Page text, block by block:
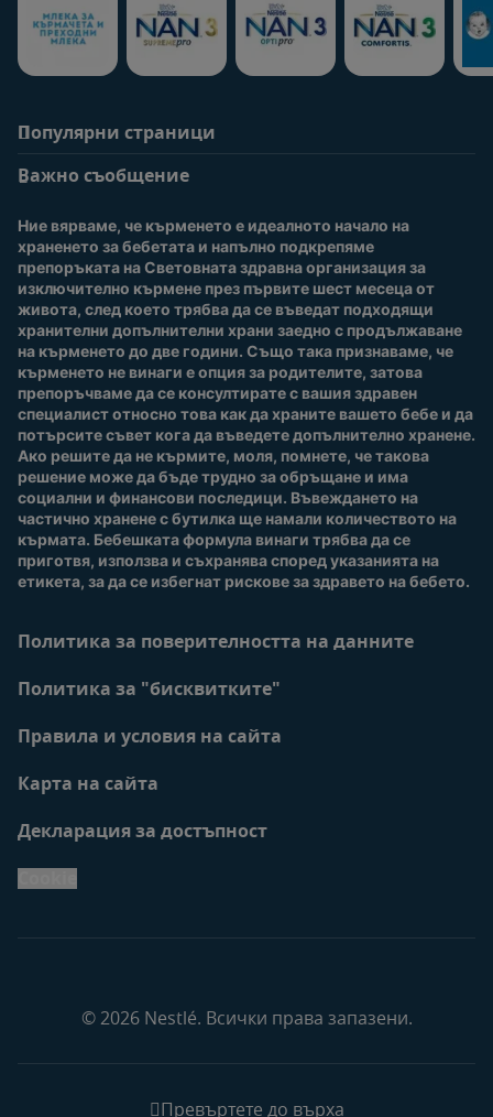
Популярни страници
Често задавани
За нас
Присъединете се към
Nestlé Baby Club
Купи сега
Нашите марки и
продукти
Качество и сигурност
Безплатно тестване
Важно съобщение
Ние вярваме, че кърменето е идеалното начало на
храненето за бебетата и напълно подкрепяме
препоръката на Световната здравна организация за
изключително кърмене през първите шест месеца от
живота, след което трябва да се въведат подходящи
хранителни допълнителни храни заедно с продължаване
на кърменето до две години. Също така признаваме, че
кърменето не винаги е опция за родителите, затова
препоръчваме да се консултирате с вашия здравен
специалист относно това как да храните вашето бебе и да
потърсите съвет кога да въведете допълнително хранене.
Ако решите да не кърмите, моля, помнете, че такова
решение може да бъде трудно за обръщане и има
социални и финансови последици. Въвеждането на
частично хранене с бутилка ще намали количеството на
кърмата. Бебешката формула винаги трябва да се
приготвя, използва и съхранява според указанията на
етикета, за да се избегнат рискове за здравето на бебето.
Политика за поверителността на данните
Политика за "бисквитките"
Правила и условия на сайта
Карта на сайта
Декларация за достъпност
© 2026 Nestlé. Всички права запазени.
Превъртете до върха